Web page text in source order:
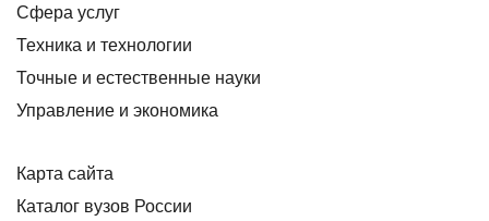
Сфера услуг
Техника и технологии
Точные и естественные науки
Управление и экономика
Карта сайта
Каталог вузов России